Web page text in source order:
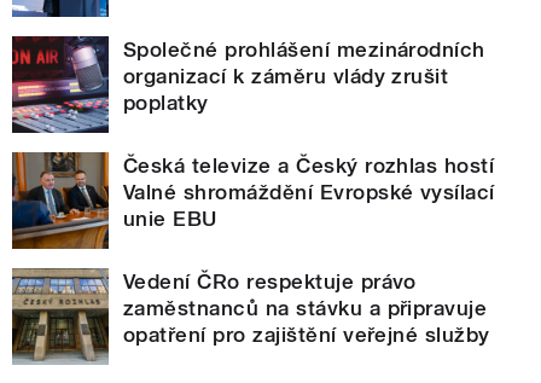
Společné prohlášení mezinárodních
organizací k záměru vlády zrušit
poplatky
Česká televize a Český rozhlas hostí
Valné shromáždění Evropské vysílací
unie EBU
Vedení ČRo respektuje právo
zaměstnanců na stávku a připravuje
opatření pro zajištění veřejné služby